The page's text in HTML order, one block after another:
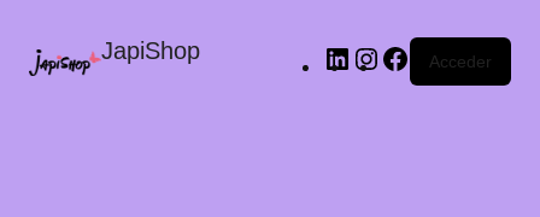
JapiShop Acceder